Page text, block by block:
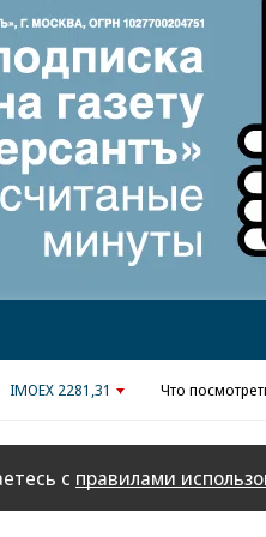
Реклама
IMOEX 2281,31 Что
с правилами